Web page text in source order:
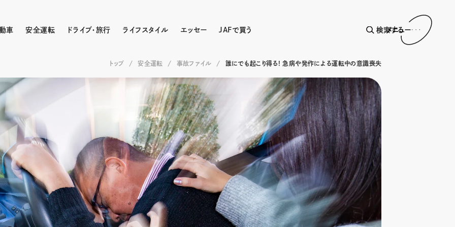
車 安全運転 ドライブ・旅行 ライフスタイル エッセー JAFで買う 検索する
メニュー
トップ 安全運転 事故ファイル 誰にでも起こり得る! 急病や発作による運転中の意識喪失